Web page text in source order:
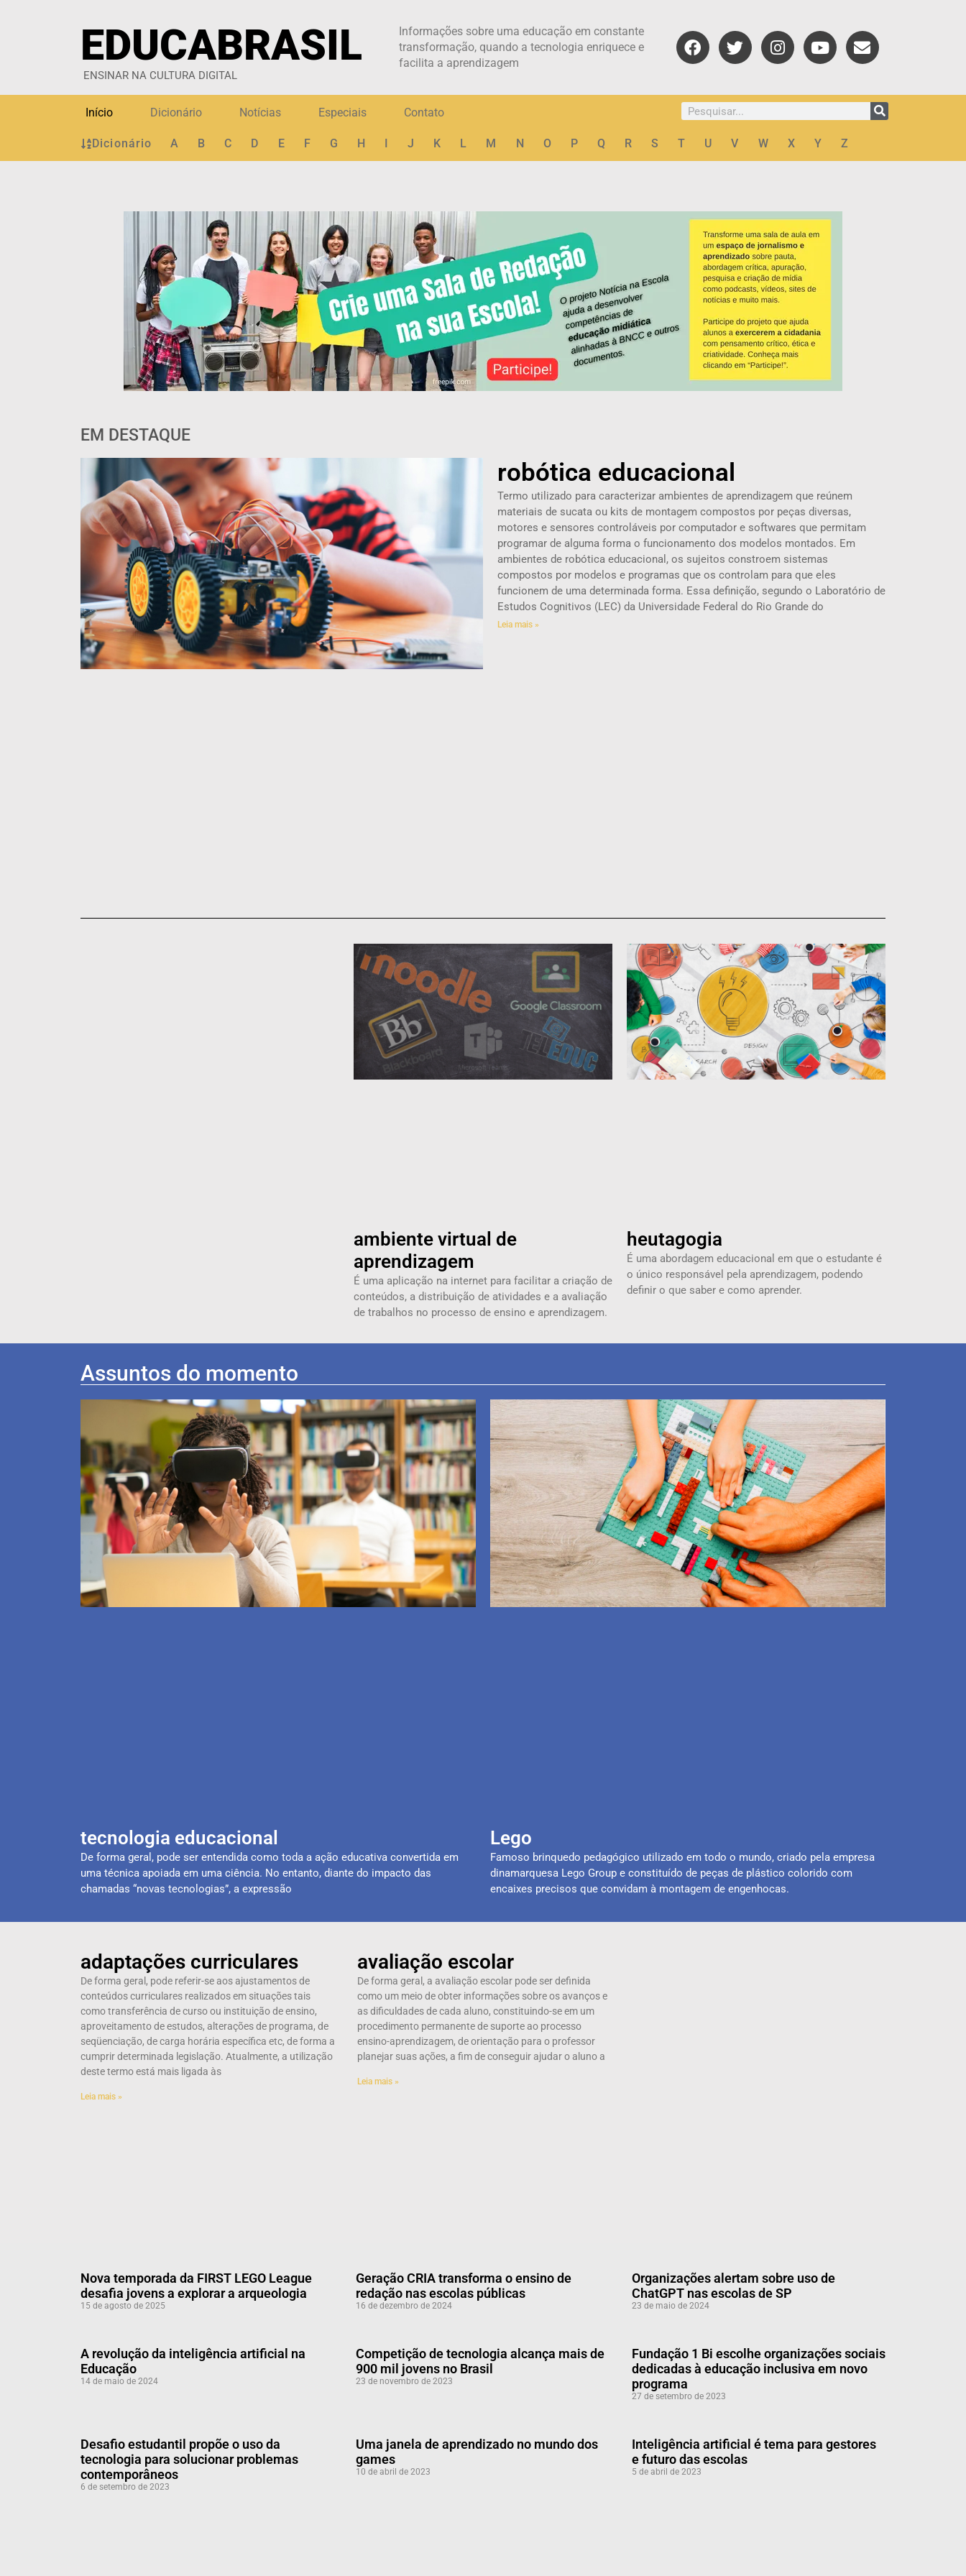
EDUCABRASIL
ENSINAR NA CULTURA DIGITAL
Informações sobre uma educação em constante
transformação, quando a tecnologia enriquece e
facilita a aprendizagem
Início Dicionário Notícias Especiais Contato
Dicionário A B C D E F G H I J K L M N O P Q R S T U V W X Y Z
EM DESTAQUE
robótica educacional
Termo utilizado para caracterizar ambientes de aprendizagem que reúnem
materiais de sucata ou kits de montagem compostos por peças diversas,
motores e sensores controláveis por computador e softwares que permitam
programar de alguma forma o funcionamento dos modelos montados. Em
ambientes de robótica educacional, os sujeitos constroem sistemas
compostos por modelos e programas que os controlam para que eles
funcionem de uma determinada forma. Essa definição, segundo o Laboratório de
Estudos Cognitivos (LEC) da Universidade Federal do Rio Grande do
Leia mais »
ambiente virtual de
aprendizagem
É uma aplicação na internet para facilitar a criação de
conteúdos, a distribuição de atividades e a avaliação
de trabalhos no processo de ensino e aprendizagem.
heutagogia
É uma abordagem educacional em que o estudante é
o único responsável pela aprendizagem, podendo
definir o que saber e como aprender.
Assuntos do momento
tecnologia educacional
De forma geral, pode ser entendida como toda a ação educativa convertida em
uma técnica apoiada em uma ciência. No entanto, diante do impacto das
chamadas “novas tecnologias”, a expressão
Lego
Famoso brinquedo pedagógico utilizado em todo o mundo, criado pela empresa
dinamarquesa Lego Group e constituído de peças de plástico colorido com
encaixes precisos que convidam à montagem de engenhocas.
adaptações curriculares
De forma geral, pode referir-se aos ajustamentos de
conteúdos curriculares realizados em situações tais
como transferência de curso ou instituição de ensino,
aproveitamento de estudos, alterações de programa, de
seqüenciação, de carga horária específica etc, de forma a
cumprir determinada legislação. Atualmente, a utilização
deste termo está mais ligada às
Leia mais »
avaliação escolar
De forma geral, a avaliação escolar pode ser definida
como um meio de obter informações sobre os avanços e
as dificuldades de cada aluno, constituindo-se em um
procedimento permanente de suporte ao processo
ensino-aprendizagem, de orientação para o professor
planejar suas ações, a fim de conseguir ajudar o aluno a
Leia mais »
Nova temporada da FIRST LEGO League
desafia jovens a explorar a arqueologia
15 de agosto de 2025
Geração CRIA transforma o ensino de
redação nas escolas públicas
16 de dezembro de 2024
Organizações alertam sobre uso de
ChatGPT nas escolas de SP
23 de maio de 2024
A revolução da inteligência artificial na
Educação
14 de maio de 2024
Competição de tecnologia alcança mais de
900 mil jovens no Brasil
23 de novembro de 2023
Fundação 1 Bi escolhe organizações sociais
dedicadas à educação inclusiva em novo
programa
27 de setembro de 2023
Desafio estudantil propõe o uso da
tecnologia para solucionar problemas
contemporâneos
6 de setembro de 2023
Uma janela de aprendizado no mundo dos
games
10 de abril de 2023
Inteligência artificial é tema para gestores
e futuro das escolas
5 de abril de 2023